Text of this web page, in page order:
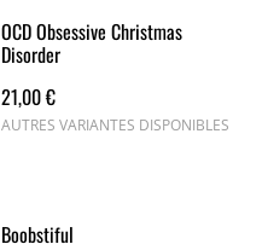
OCD Obsessive Christmas
Disorder
21,00 €
AUTRES VARIANTES DISPONIBLES
Boobstiful